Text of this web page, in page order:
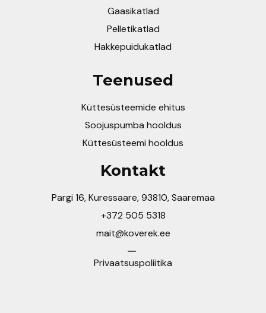
Gaasikatlad
Pelletikatlad
Hakkepuidukatlad
Teenused
Küttesüsteemide ehitus
Soojuspumba hooldus
Küttesüsteemi hooldus
Kontakt
Pargi 16, Kuressaare, 93810, Saaremaa
+372 505 5318
mait@koverek.ee
Privaatsuspoliitika